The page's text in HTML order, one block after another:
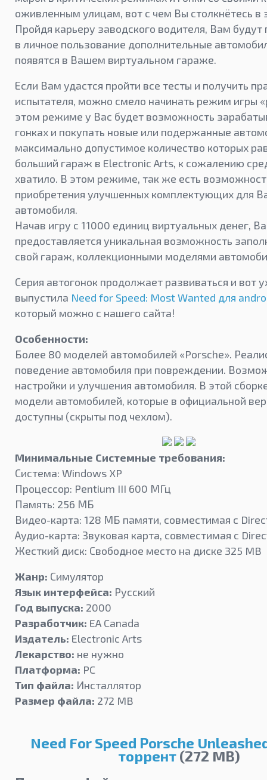
оживленным улицам, вот с чем Вы столкнётесь в
Пройдя карьеру заводского водителя, Вам
в личное пользование дополнительные
появятся в Вашем виртуальном гараже.
Если Вам удастся пройти все тесты и получить
испытателя, можно смело начинать режим игры
этом режиме у Вас будет возможность
гонках и покупать новые или подержанные
максимально допустимое количество которых
больший гараж в Electronic Arts, к сожалению
хватило. В этом режиме, так же есть
приобретения улучшенных комплектующих для
автомобиля.
Начав игру с 11000 единиц виртуальных денег,
предоставляется уникальная возможность
свой гараж, коллекционными моделями
Серия автогонок продолжает развиваться и вот
выпустила Need for Speed: Most Wanted для
который можно с нашего сайта!
Особенности:
Более 80 моделей автомобилей «Porsche».
поведение автомобиля при повреждении.
настройки и улучшения автомобиля. В этой
модели автомобилей, которые в официальной
доступны (скрыты под чехлом).
Минимальные Системные требования:
Система: Windows XP
Процессор: Pentium III 600 МГц
Память: 256 МБ
Видео-карта: 128 МБ памяти, совместимая с
Аудио-карта: Звуковая карта, совместимая с
Жесткий диск: Свободное место на диске 325 MB
Жанр: Симулятор
Язык интерфейса: Русский
Год выпуска: 2000
Разработчик: EA Canada
Издатель: Electronic Arts
Лекарство: не нужно
Платформа: PC
Тип файла: Инсталлятор
Размер файла: 272 MB
Need For Speed Porsche
торрент(272 MB)